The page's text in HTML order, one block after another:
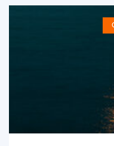
Un projet stratégique
coordonnées, on